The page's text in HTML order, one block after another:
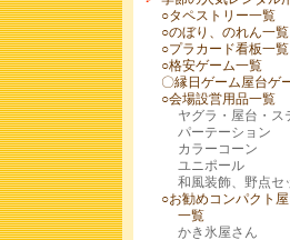
○タペストリー一覧
○のぼり、のれん一覧
○プラカード看板一覧
○格安ゲーム一覧
〇縁日ゲーム屋台ゲ
○会場設営用品一覧
ヤグラ・屋台・ス
パーテーション
カラーコーン
ユニポール
和風装飾、野点セ
○お勧めコンパクト
一覧
かき氷屋さん